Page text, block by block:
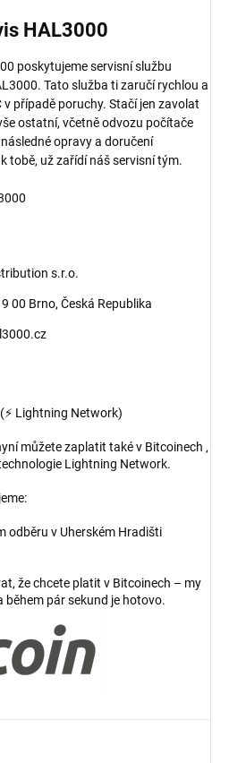
HAL3000
poskytujeme servisní službu
Tato služba ti zaručí rychlou a
případě poruchy. Stačí jen zavolat
ostatní, včetně odvozu počítače
opravy a doručení
tobě, už zařídí náš servisní tým.
s.r.o.
00 Brno, Česká Republika
Lightning Network)
můžete zaplatit také v Bitcoinech ,
Lightning Network.
odběru v Uherském Hradišti
že chcete platit v Bitcoinech – my
během pár sekund je hotovo.